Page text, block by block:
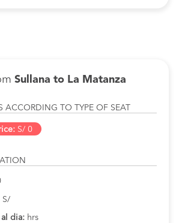
Sullana to La Matanza
ACCORDING TO TYPE OF SEAT
S/ 0
S/
al dia: hrs